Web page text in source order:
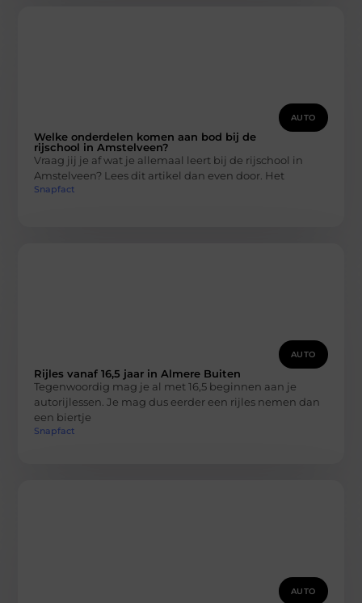
AUTO
Welke onderdelen komen aan bod bij de
rijschool in Amstelveen?
Vraag jij je af wat je allemaal leert bij de rijschool in
Amstelveen? Lees dit artikel dan even door. Het
Snapfact
AUTO
Rijles vanaf 16,5 jaar in Almere Buiten
Tegenwoordig mag je al met 16,5 beginnen aan je
autorijlessen. Je mag dus eerder een rijles nemen dan
een biertje
Snapfact
AUTO